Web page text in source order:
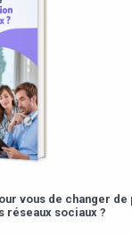
vous de changer
réseaux sociaux ?